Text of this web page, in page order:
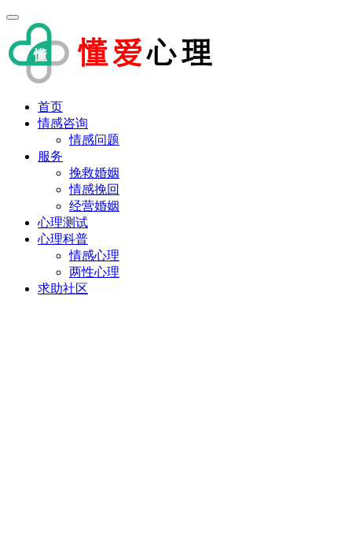
首页
情感咨询
情感问题
服务
挽救婚姻
情感挽回
经营婚姻
心理测试
心理科普
情感心理
两性心理
求助社区